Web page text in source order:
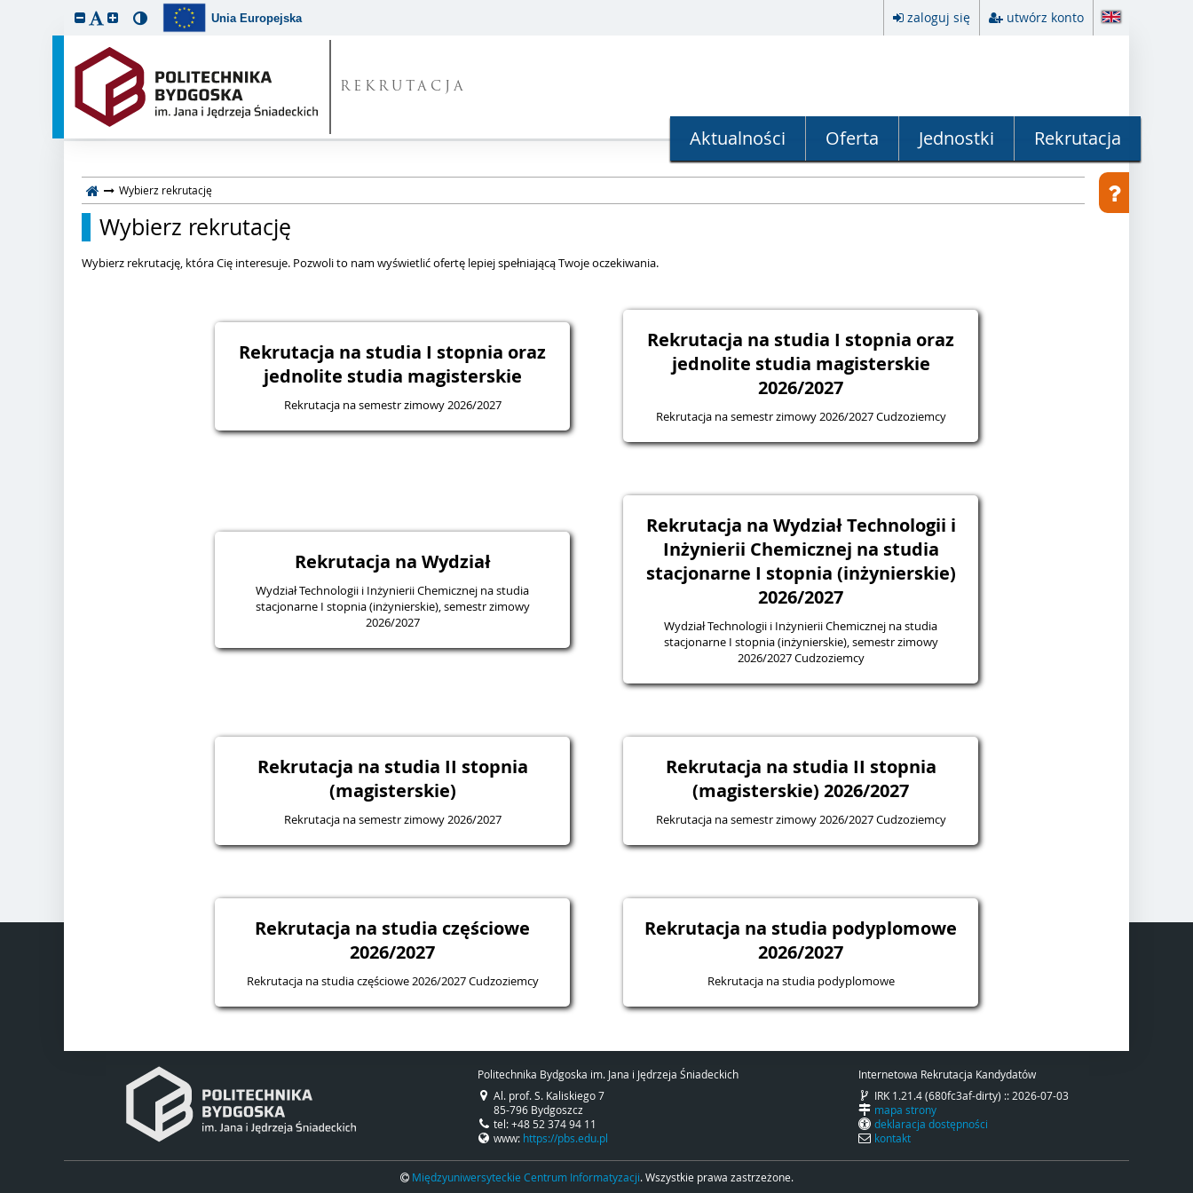
Unia Europejska zaloguj się utwórz konto
REKRUTACJA
Aktualności Oferta Jednostki Rekrutacja
Wybierz rekrutację
Wybierz rekrutację
Wybierz rekrutację, która Cię interesuje. Pozwoli to nam wyświetlić ofertę lepiej spełniającą Twoje oczekiwania.
Rekrutacja na studia I stopnia oraz
jednolite studia magisterskie
Rekrutacja na semestr zimowy 2026/2027
Rekrutacja na studia I stopnia oraz
jednolite studia magisterskie
2026/2027
Rekrutacja na semestr zimowy 2026/2027 Cudzoziemcy
Rekrutacja na Wydział
Wydział Technologii i Inżynierii Chemicznej na studia
stacjonarne I stopnia (inżynierskie), semestr zimowy
2026/2027
Rekrutacja na Wydział Technologii i
Inżynierii Chemicznej na studia
stacjonarne I stopnia (inżynierskie)
2026/2027
Wydział Technologii i Inżynierii Chemicznej na studia
stacjonarne I stopnia (inżynierskie), semestr zimowy
2026/2027 Cudzoziemcy
Rekrutacja na studia II stopnia
(magisterskie)
Rekrutacja na semestr zimowy 2026/2027
Rekrutacja na studia II stopnia
(magisterskie) 2026/2027
Rekrutacja na semestr zimowy 2026/2027 Cudzoziemcy
Rekrutacja na studia częściowe
2026/2027
Rekrutacja na studia częściowe 2026/2027 Cudzoziemcy
Rekrutacja na studia podyplomowe
2026/2027
Rekrutacja na studia podyplomowe
Politechnika Bydgoska im. Jana i Jędrzeja Śniadeckich
Al. prof. S. Kaliskiego 7
85-796 Bydgoszcz
tel: +48 52 374 94 11
www: https://pbs.edu.pl
Internetowa Rekrutacja Kandydatów
IRK 1.21.4 (680fc3af-dirty) :: 2026-07-03
mapa strony
deklaracja dostępności
kontakt
Międzyuniwersyteckie Centrum Informatyzacji. Wszystkie prawa zastrzeżone.